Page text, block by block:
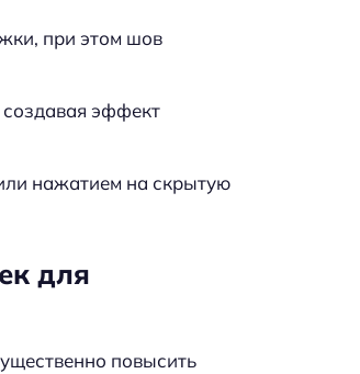
при этом шов
эффект
нажатием на скрытую
для
повысить